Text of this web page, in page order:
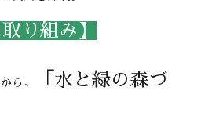
り組み】
ら、
「水と緑の森づ